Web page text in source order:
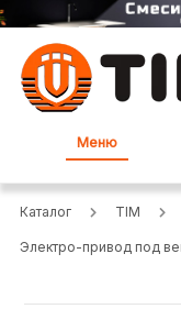
Меню
Каталог TIM
Электро-привод под